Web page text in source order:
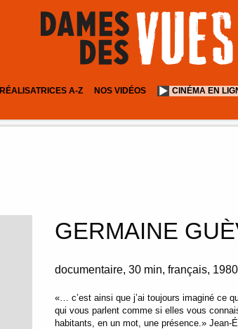
RÉALISATRICES A-Z NOS VIDÉOS CINÉMA EN
GERMAINE
documentaire 30 min français 1980
«… c’est ainsi que j’ai toujours imaginé ce
qui vous parlent comme si elles vous
habitants, en un mot, une présence.» Jean-